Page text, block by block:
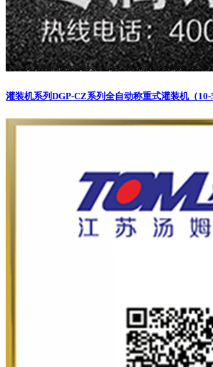
灌装机系列 DGP-CZ系列全自动称重式灌装机（10-